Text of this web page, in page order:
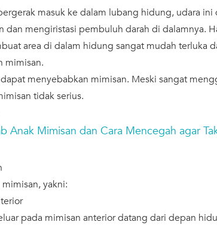
masuk ke dalam lubang hidung, udara ini
dan mengiristasi pembuluh darah di dalamnya.
area di dalam hidung sangat mudah terluka
mimisan.
menyebabkan mimisan. Meski sangat
tidak serius.
Anak Mimisan dan Cara Mencegah agar
yakni:
pada mimisan anterior datang dari depan